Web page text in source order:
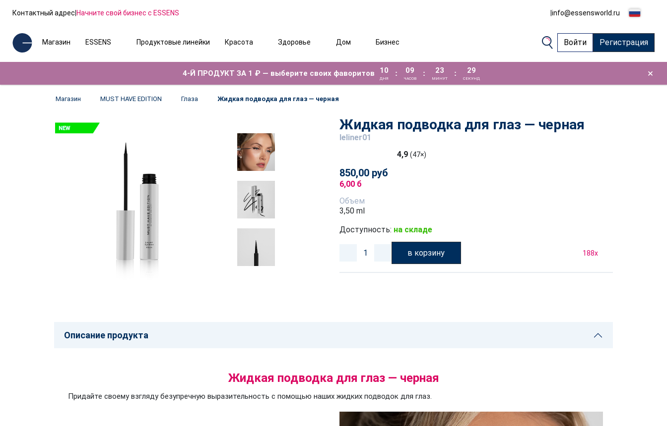
Контактный адрес|Начните свой бизнес с ESSENS |info@essensworld.ru
Магазин ESSENS Продуктовые линейки Красота Здоровье Дом Бизнес Войти Регистрация
4-Й ПРОДУКТ ЗА 1 ₽ — выберите своих фаворитов 10
ДНЯ
: 09
ЧАСОВ
: 23
МИНУТ
: 28
СЕКУНД ×
Магазин MUST HAVE EDITION Глаза Жидкая подводка для глаз — черная
Жидкая подводка для глаз — черная
leliner01
4,9 (47×)
850,00 руб
6,00 б
Объем
3,50 ml
Доступность: на складе
в корзину 188x
Описание продукта
Жидкая подводка для глаз — черная
Придайте своему взгляду безупречную выразительность с помощью наших жидких подводок для глаз.